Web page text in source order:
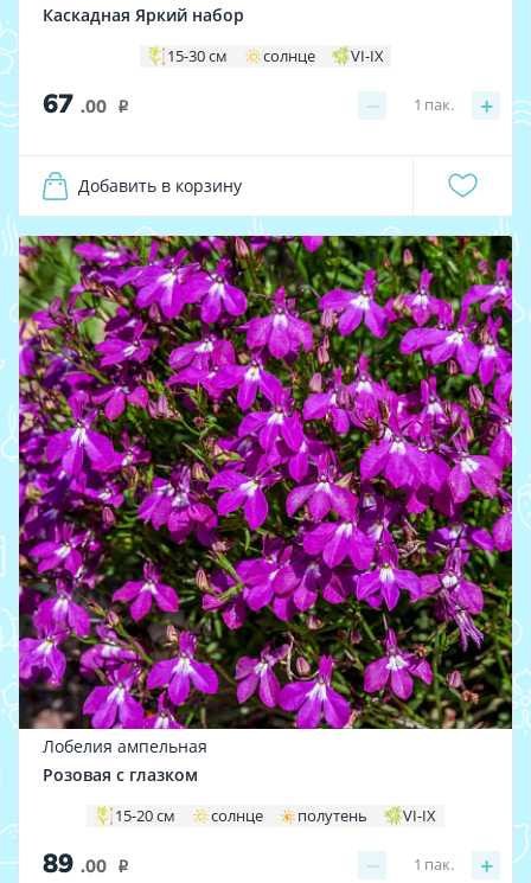
Каскадная Яркий набор
15-30 см солнце VI-IX
67 .00 i − +
1 пак.
Добавить в корзину
Лобелия ампельная
Розовая с глазком
15-20 см солнце полутень VI-IX
89 .00 i − +
1 пак.